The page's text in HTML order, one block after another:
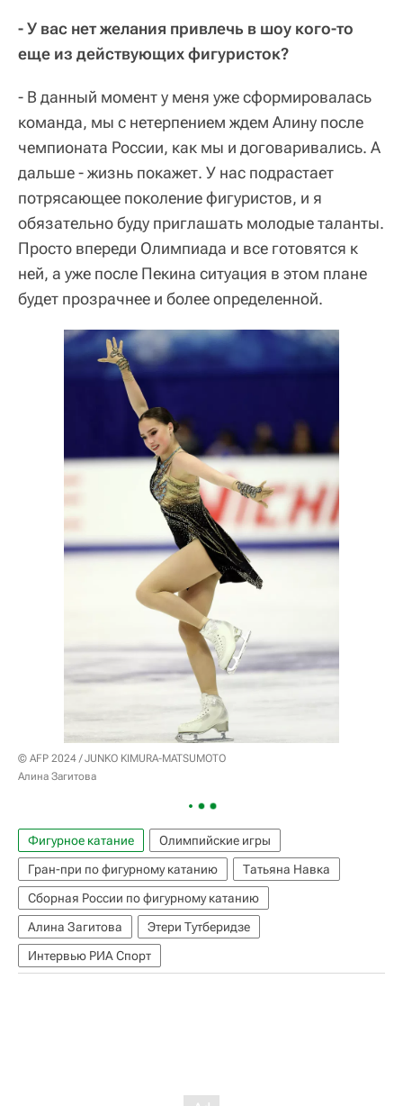
- У вас нет желания привлечь в шоу кого-то
еще из действующих фигуристок?
- В данный момент у меня уже сформировалась
команда, мы с нетерпением ждем Алину после
чемпионата России, как мы и договаривались. А
дальше - жизнь покажет. У нас подрастает
потрясающее поколение фигуристов, и я
обязательно буду приглашать молодые таланты.
Просто впереди Олимпиада и все готовятся к
ней, а уже после Пекина ситуация в этом плане
будет прозрачнее и более определенной.
© AFP 2024 / JUNKO KIMURA-MATSUMOTO
Алина Загитова
Фигурное катание
Олимпийские игры
Гран-при по фигурному катанию
Татьяна Навка
Сборная России по фигурному катанию
Алина Загитова
Этери Тутберидзе
Интервью РИА Спорт